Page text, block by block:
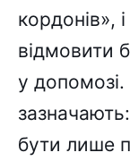
кордонів»,
відмовити
у
бути лише